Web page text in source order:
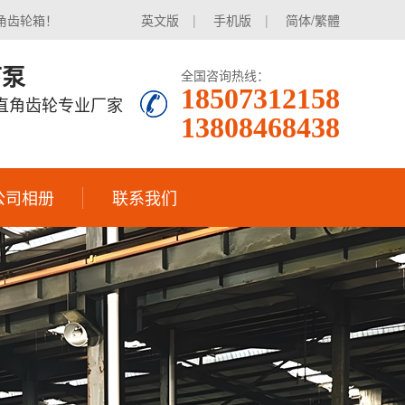
英文版 | 手机版 | 简体/繁體
轮箱！
角齿轮专业厂家
全国咨询热线：
18507312158
13808468438
司相册 联系我们